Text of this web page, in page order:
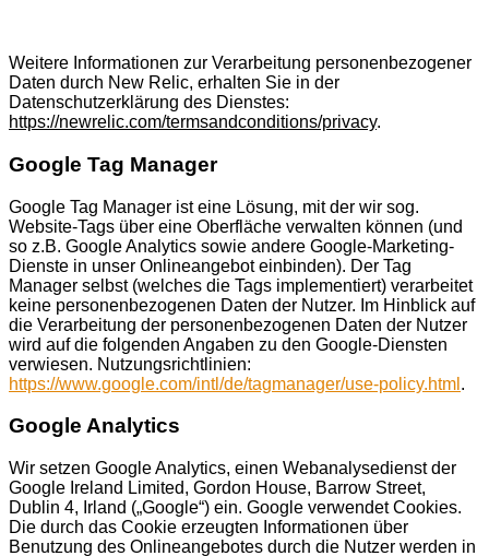
Weitere Informationen zur Verarbeitung personenbezogener
Daten durch New Relic, erhalten Sie in der
Datenschutzerklärung des Dienstes:
https://newrelic.com/termsandconditions/privacy.
Google Tag Manager
Google Tag Manager ist eine Lösung, mit der wir sog.
Website-Tags über eine Oberfläche verwalten können (und
so z.B. Google Analytics sowie andere Google-Marketing-
Dienste in unser Onlineangebot einbinden). Der Tag
Manager selbst (welches die Tags implementiert) verarbeitet
keine personenbezogenen Daten der Nutzer. Im Hinblick auf
die Verarbeitung der personenbezogenen Daten der Nutzer
wird auf die folgenden Angaben zu den Google-Diensten
verwiesen. Nutzungsrichtlinien:
https://www.google.com/intl/de/tagmanager/use-policy.html .
Google Analytics
Wir setzen Google Analytics, einen Webanalysedienst der
Google Ireland Limited, Gordon House, Barrow Street,
Dublin 4, Irland („Google“) ein. Google verwendet Cookies.
Die durch das Cookie erzeugten Informationen über
Benutzung des Onlineangebotes durch die Nutzer werden in